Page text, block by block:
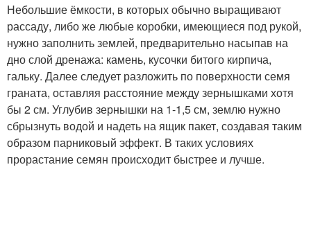
Небольшие ёмкости, в которых обычно выращивают
рассаду, либо же любые коробки, имеющиеся под рукой,
нужно заполнить землей, предварительно насыпав на
дно слой дренажа: камень, кусочки битого кирпича,
гальку. Далее следует разложить по поверхности семя
граната, оставляя расстояние между зернышками хотя
бы 2 см. Углубив зернышки на 1-1,5 см, землю нужно
сбрызнуть водой и надеть на ящик пакет, создавая таким
образом парниковый эффект. В таких условиях
прорастание семян происходит быстрее и лучше.